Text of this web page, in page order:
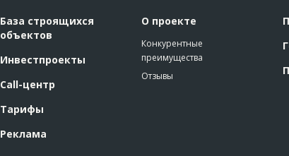
База строящихся
объектов
Инвестпроекты
Call-центр
Тарифы
Реклама
О проекте
Конкурентные
преимущества
Отзывы